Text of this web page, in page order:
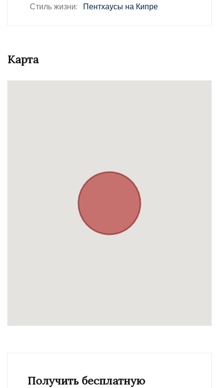
Стиль жизни: Пентхаусы на Кипре
Карта
Получить бесплатную